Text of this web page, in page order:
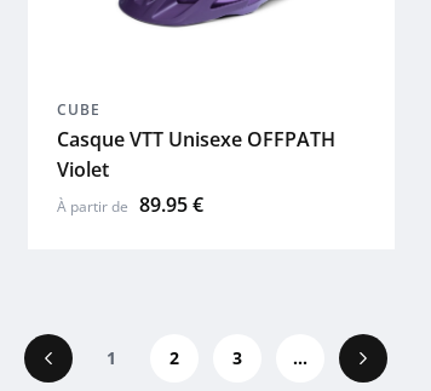
CUBE
Casque VTT Unisexe OFFPATH
Violet
À partir de 89.95 €
Précédent
1 2 3 ...
Suivant